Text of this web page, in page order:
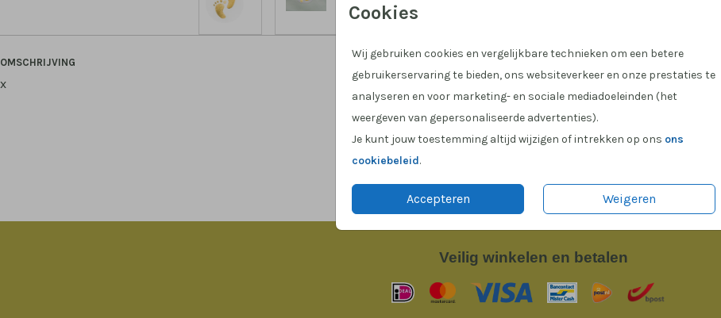
Cookies
Wij gebruiken cookies en vergelijkbare technieken om een betere
gebruikerservaring te bieden, ons websiteverkeer en onze prestaties te
analyseren en voor marketing- en sociale mediadoeleinden (het
weergeven van gepersonaliseerde advertenties).
Je kunt jouw toestemming altijd wijzigen of intrekken op ons ons
cookiebeleid.
Accepteren Weigeren
OMSCHRIJVING
x
Prijs:€ 6,50
Veilig winkelen en betalen